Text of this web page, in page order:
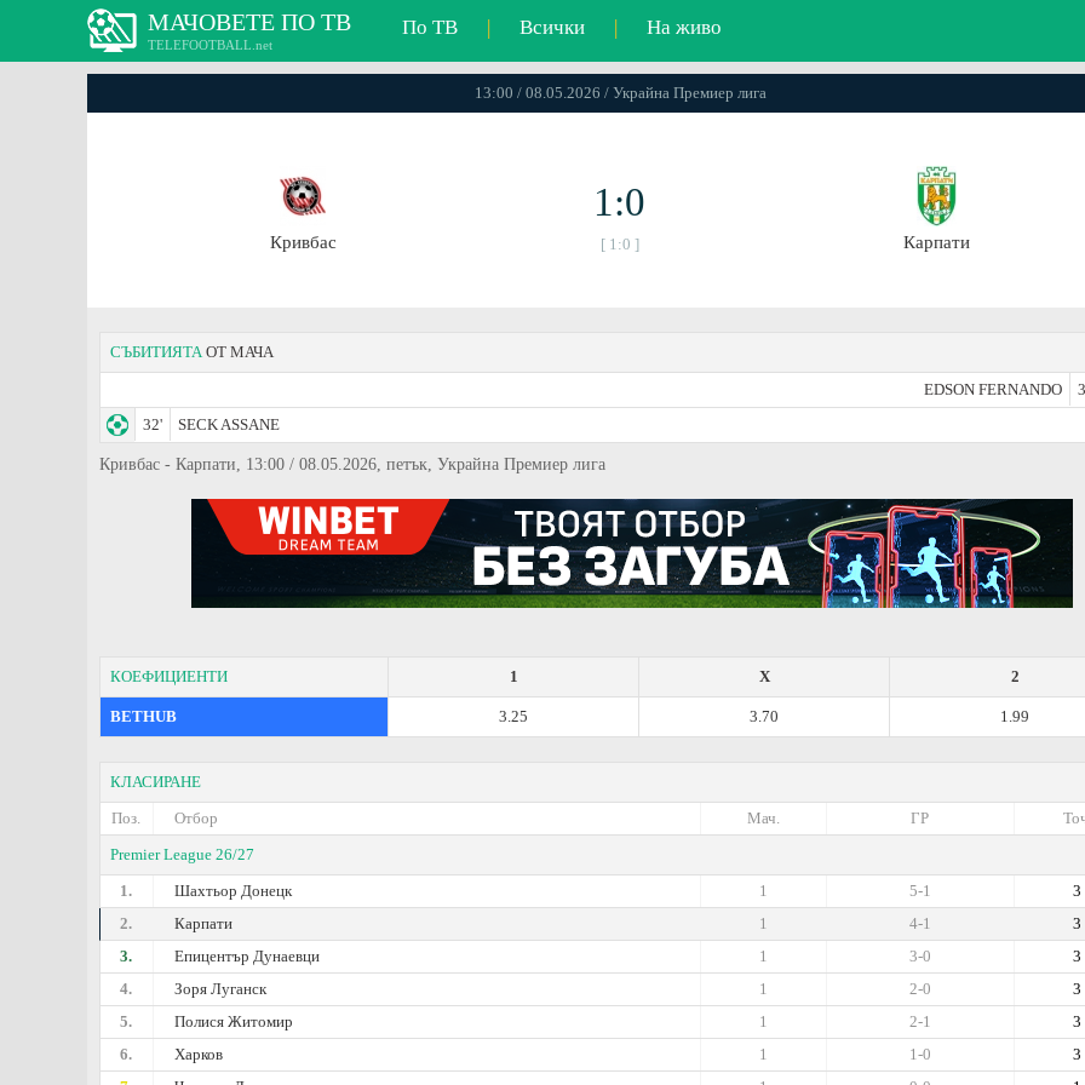
МАЧОВЕТЕ ПО ТВ
TELEFOOTBALL.net
По ТВ | Всички | На живо
13:00 / 08.05.2026 / Украйна Премиер лига
Кривбас
1:0
[ 1:0 ] Карпати
СЪБИТИЯТАОТ МАЧА
EDSON FERNANDO
32'
SECK ASSANE
Кривбас - Карпати, 13:00 / 08.05.2026, петък, Украйна Премиер лига
КОЕФИЦИЕНТИ 2
X
1
BETHUB 1.99
3.70
3.25
КЛАСИРАНЕ
Поз.
Отбор ГР
Мач.
Premier League 26/27
1.
Шахтьор Донецк 3
5-1
1
2.
Карпати 3
4-1
1
3.
Епицентър Дунаевци 3
3-0
1
4.
Зоря Луганск 3
2-0
1
5.
Полися Житомир 3
2-1
1
6.
Харков 3
1-0
1